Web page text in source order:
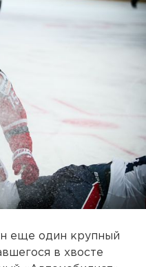
еще один крупный
в хвосте